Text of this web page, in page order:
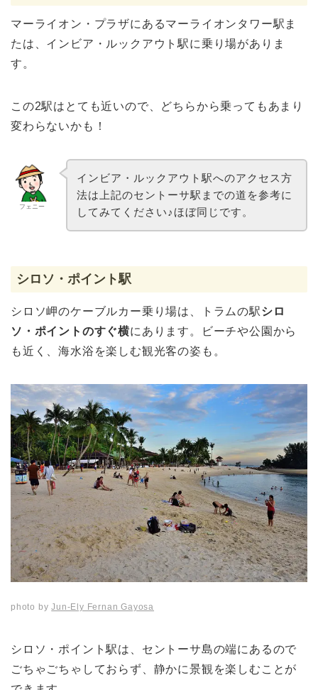
マーライオン・プラザにあるマーライオンタワー駅ま
たは、インビア・ルックアウト駅に乗り場がありま
す。
この2駅はとても近いので、どちらから乗ってもあまり
変わらないかも！
フェニー
インビア・ルックアウト駅へのアクセス方
法は上記のセントーサ駅までの道を参考に
してみてください♪ほぼ同じです。
シロソ・ポイント駅
シロソ岬のケーブルカー乗り場は、トラムの駅シロ
ソ・ポイントのすぐ横にあります。ビーチや公園から
も近く、海水浴を楽しむ観光客の姿も。
photo byJun-Ely Fernan Gayosa
シロソ・ポイント駅は、セントーサ島の端にあるので
ごちゃごちゃしておらず、静かに景観を楽しむことが